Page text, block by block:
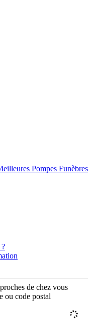
Pompes Funèbres
de chez vous
ou code postal